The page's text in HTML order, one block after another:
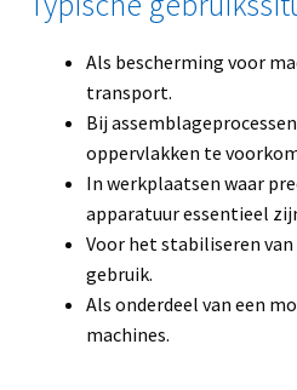
Als bescherming voor
transport.
Bij
oppervlakken te
In werkplaatsen waar
apparatuur essentieel
Voor het stabiliseren
gebruik.
Als onderdeel van een
machines.